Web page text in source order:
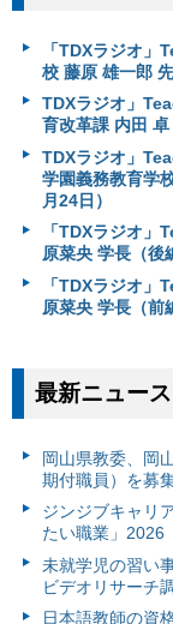
「TDXラジオ
校 藤原 雄一郎
TDXラジオ」
育改革課 内田 卓
TDXラジオ」
学園義務教育学
月24日）
「TDXラジオ
原菜央 学長（後
「TDXラジオ
原菜央 学長（前
最新ニュース
岡山県教委、岡
期付職員）を募
ジンジブキャリ
たい職業」2026
未就学児の習い
ビデオリサーチ
日本語教師の資